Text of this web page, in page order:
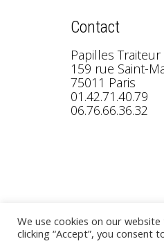
Contact
Papilles Traiteur
159 rue Saint-
75011 Paris
01.42.71.40.79
06.76.66.36.32
We use cookies on our
clicking “Accept”, you consent